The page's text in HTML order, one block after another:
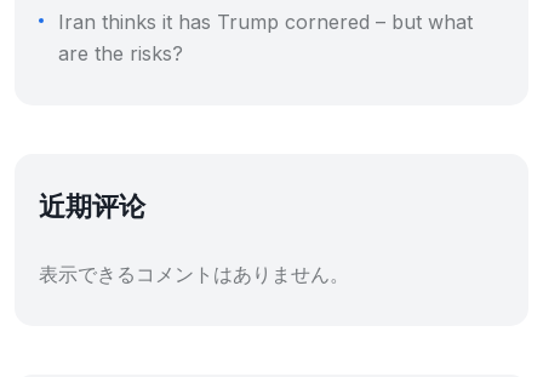
Iran thinks it has Trump cornered – but what
are the risks?
近期评论
表示できるコメントはありません。